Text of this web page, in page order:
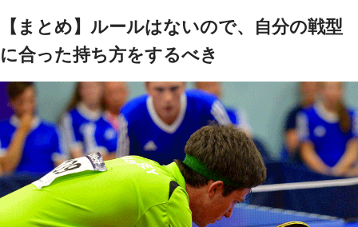
【まとめ】ルールはないので、自分の戦型
に合った持ち方をするべき